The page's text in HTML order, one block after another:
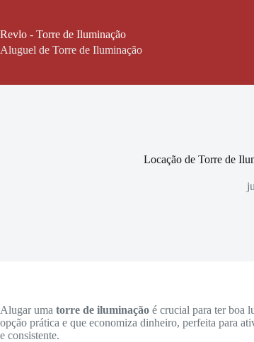
o
conteúdo
Revlo - Torre de Iluminação
Aluguel de Torre de Iluminação
Locação de Torre de
Alugar uma torre de iluminação é crucial para ter boa
opção prática e que economiza dinheiro, perfeita para
e consistente.